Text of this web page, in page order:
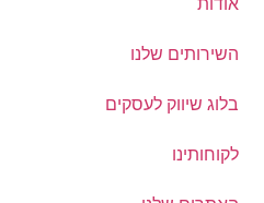
אודות
השירותים שלנו
בלוג שיווק לעסקים
לקוחותינו